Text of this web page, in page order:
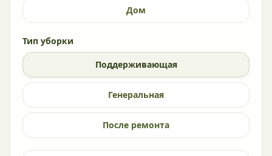
Дом
Тип уборки
Поддерживающая
Генеральная
После ремонта